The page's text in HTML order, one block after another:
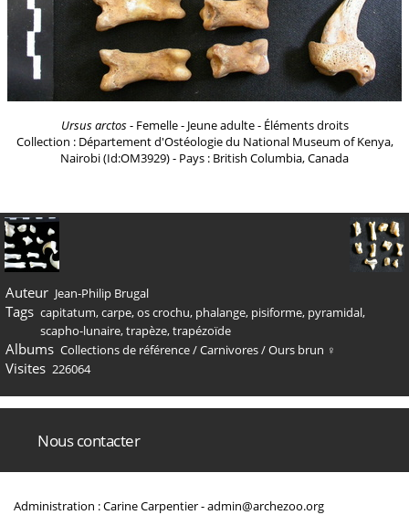
Ursus arctos- Femelle - Jeune adulte - Éléments droits
Collection : Département d'Ostéologie du National Museum of Kenya,
Nairobi (Id:OM3929) - Pays : British Columbia, Canada
Auteur Jean-Philip Brugal
Tags capitatum,carpe,os crochu, phalange, pisiforme, pyramidal,
scapho-lunaire,trapèze,trapézoïde
Albums Collections de référence/Carnivores/Ours brun ♀
Visites 226064
Nous contacter
Administration : Carine Carpentier -admin@archezoo.org